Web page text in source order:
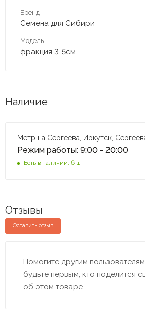
Бренд
Семена для Сибири
Модель
фракция 3-5см
Наличие
Метр на Сергеева, Иркутск,
Режим работы: 9:00 - 20:00
Есть в наличии: 6 шт
Отзывы
Оставить отзыв
Помогите другим
будьте первым, кто поделится
об этом товаре